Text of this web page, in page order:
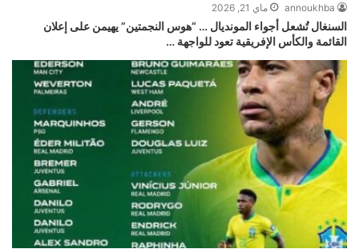
annoukhba ماي 21, 2026
السنغال تُشعل أجواء المونديال … “هوس النجمتين” يهيمن على إعلان
القائمة والكأس الإفريقية تعود للواجهة …